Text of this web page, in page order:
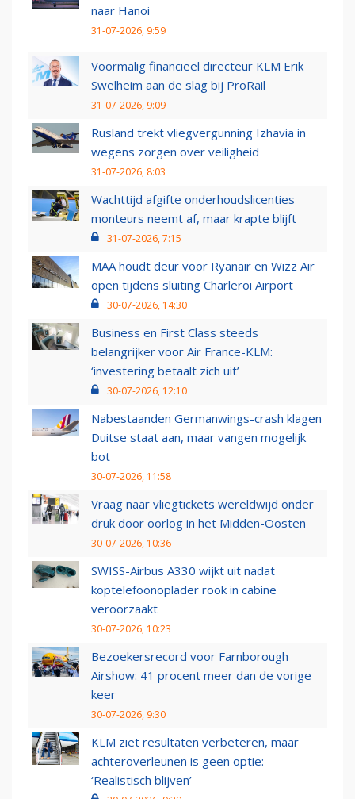
naar Hanoi
31-07-2026, 9:59
Voormalig financieel directeur KLM Erik
Swelheim aan de slag bij ProRail
31-07-2026, 9:09
Rusland trekt vliegvergunning Izhavia in
wegens zorgen over veiligheid
31-07-2026, 8:03
Wachttijd afgifte onderhoudslicenties
monteurs neemt af, maar krapte blijft
31-07-2026, 7:15
MAA houdt deur voor Ryanair en Wizz Air
open tijdens sluiting Charleroi Airport
30-07-2026, 14:30
Business en First Class steeds
belangrijker voor Air France-KLM:
‘investering betaalt zich uit’
30-07-2026, 12:10
Nabestaanden Germanwings-crash klagen
Duitse staat aan, maar vangen mogelijk
bot
30-07-2026, 11:58
Vraag naar vliegtickets wereldwijd onder
druk door oorlog in het Midden-Oosten
30-07-2026, 10:36
SWISS-Airbus A330 wijkt uit nadat
koptelefoonoplader rook in cabine
veroorzaakt
30-07-2026, 10:23
Bezoekersrecord voor Farnborough
Airshow: 41 procent meer dan de vorige
keer
30-07-2026, 9:30
KLM ziet resultaten verbeteren, maar
achteroverleunen is geen optie:
‘Realistisch blijven’